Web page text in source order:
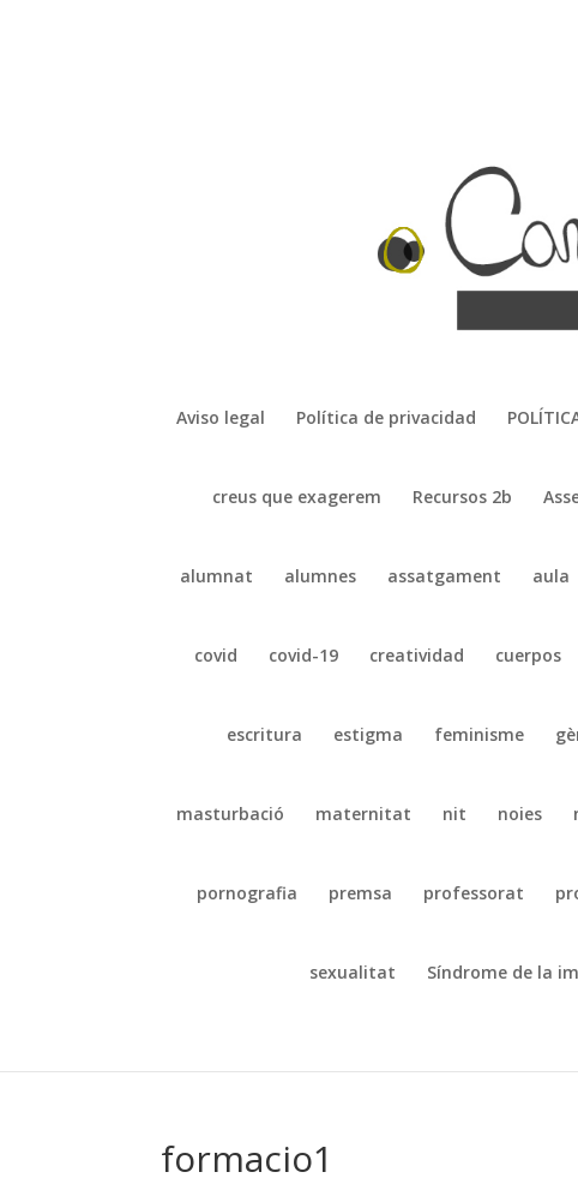
Aviso legal Política de privacidad
creus que exagerem Recursos 2b
alumnat alumnes assatgament aula
covid covid-19 creatividad cuerpos
escritura estigma feminisme
masturbació maternitat nit noies
pornografia premsa professorat
sexualitat Síndrome de la
formacio1